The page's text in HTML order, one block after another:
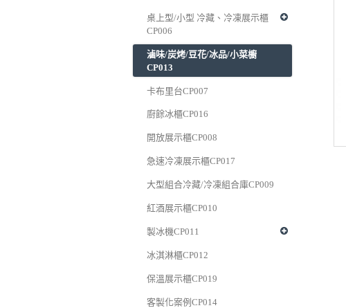
桌上型/小型 冷藏、冷凍展示櫃
CP006
滷味/炭烤/豆花/冰品/小菜櫥
CP013
卡布里台CP007
廚餘冰櫃CP016
開放展示櫃CP008
急速冷凍展示櫃CP017
大型組合冷藏/冷凍組合庫CP009
紅酒展示櫃CP010
製冰機CP011
冰淇淋櫃CP012
保溫展示櫃CP019
客製化案例CP014